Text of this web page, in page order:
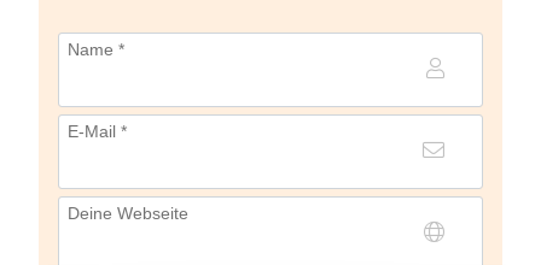
Name *
E-Mail *
Deine Webseite